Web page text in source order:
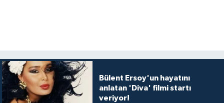
Bülent Ersoy'un hayatını
anlatan 'Diva' filmi startı
veriyor!